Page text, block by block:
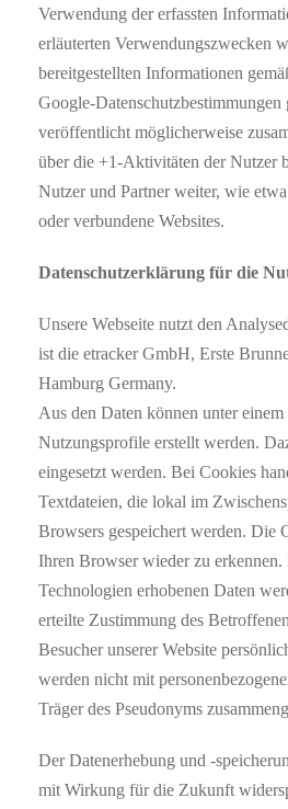
Verwendung der erfassten
erläuterten Verwendungszwecken
bereitgestellten Informationen
Google-Datenschutzbestimmungen
veröffentlicht möglicherweise
über die +1-Aktivitäten der Nutzer
Nutzer und Partner weiter, wie
oder verbundene Websites.
Datenschutzerklärung für die
Unsere Webseite nutzt den
ist die etracker GmbH, Erste
Hamburg Germany.
Aus den Daten können unter einem
Nutzungsprofile erstellt werden.
eingesetzt werden. Bei Cookies
Textdateien, die lokal im
Browsers gespeichert werden. Die
Ihren Browser wieder zu
Technologien erhobenen Daten
erteilte Zustimmung des
Besucher unserer Website
werden nicht mit
Träger des Pseudonyms
Der Datenerhebung und -
mit Wirkung für die Zukunft